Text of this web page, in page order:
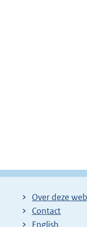
Over deze
Contact
English